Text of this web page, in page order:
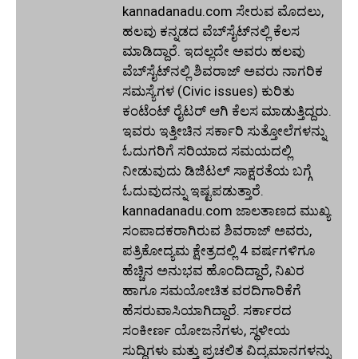
kannadanadu.com ಸೇರುವ ಮೊದಲು,
ಹಲವು ಕನ್ನಡದ ವೆಬ್‌ಸೈಟ್‌ನಲ್ಲಿ ಕೆಲಸ
ಮಾಡಿದ್ದಾರೆ. ಇದಲ್ಲದೇ ಅವರು ಹಲವು
ವೆಬ್‌ಸೈಟ್‌ನಲ್ಲಿ ಶಿವರಾಜ್ ಅವರು ನಾಗರಿಕ
ಸಮಸ್ಯೆಗಳ (Civic issues) ಕುರಿತು
ಕಂಟೆಂಟ್ ರೈಟರ್ ಆಗಿ ಕೆಲಸ ಮಾಡುತ್ತಿದ್ದರು.
ಇವರು ಇತ್ತೀಚಿನ ಸರ್ಕಾರಿ ಸುತ್ತೋಲೆಗಳನ್ನು
ಓದುಗರಿಗೆ ಸರಿಯಾದ ಸಮಯದಲ್ಲಿ
ನೀಡುವುದು ಡಿಜಿಟಲ್ ಸಾಕ್ಷರತೆಯ ಬಗ್ಗೆ
ಓದುವುದನ್ನು ಇಷ್ಟಪಡುತ್ತಾರೆ.
kannadanadu.com ಜಾಲತಾಣದ ಮುಖ್ಯ
ಸಂಪಾದಕರಾಗಿರುವ ಶಿವರಾಜ್ ಅವರು,
ಪತ್ರಿಕೋದ್ಯಮ ಕ್ಷೇತ್ರದಲ್ಲಿ 4 ವರ್ಷಗಳಿಗೂ
ಹೆಚ್ಚಿನ ಅನುಭವ ಹೊಂದಿದ್ದಾರೆ, ನಿಖರ
ಹಾಗೂ ಸಮಯೋಚಿತ ವರದಿಗಾರಿಕೆಗೆ
ಹೆಸರುವಾಸಿಯಾಗಿದ್ದಾರೆ. ಸರ್ಕಾರದ
ಸಂಕೀರ್ಣ ಯೋಜನೆಗಳು, ಸ್ಥಳೀಯ
ಸುದ್ದಿಗಳು ಮತ್ತು ಪ್ರಚಲಿತ ವಿದ್ಯಮಾನಗಳನ್ನು